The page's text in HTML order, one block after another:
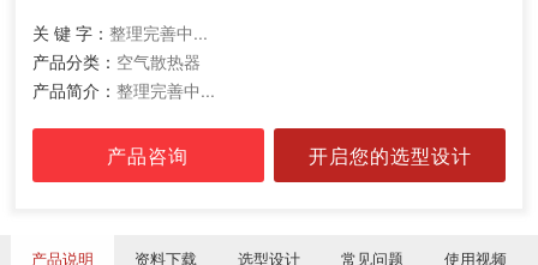
关 键 字： 整理完善中...
产品分类： 空气散热器
产品简介： 整理完善中...
产品咨询 开启您的选型设计
产品说明 资料下载 选型设计 常见问题 使用视频